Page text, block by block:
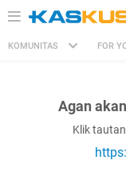
KOMUNITAS FOR
Agan
Klik